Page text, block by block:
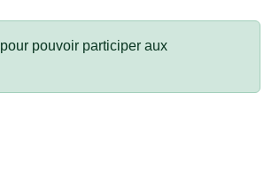
pour pouvoir participer aux